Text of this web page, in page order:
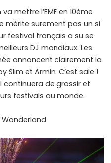
mettre l’EMF en 10ème
mérite surement pas un si
festival français a su se
DJ mondiaux. Les
annoncent clairement la
Slim et Armin. C’est sale !
continuera de grossir et
festivals au monde.